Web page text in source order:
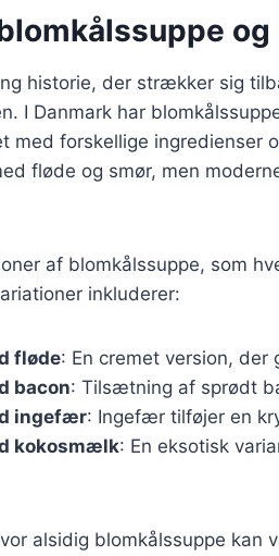
historie, der strækker sig
I Danmark har
med forskellige ingredienser
fløde og smør, men
af blomkålssuppe, som
inkluderer:
fløde: En cremet version, der
bacon: Tilsætning af sprødt
ingefær: Ingefær tilføjer en
kokosmælk: En eksotisk
alsidig blomkålssuppe kan